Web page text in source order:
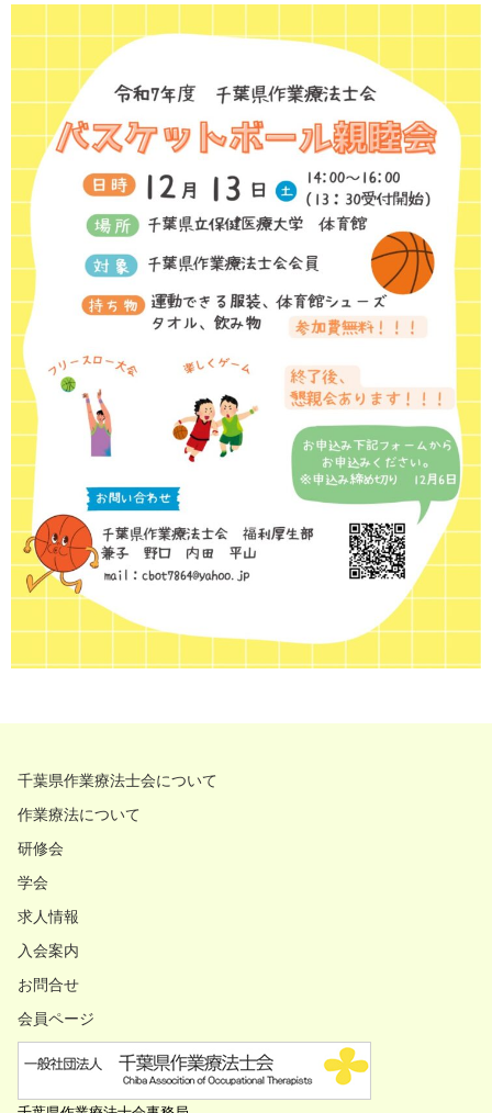
千葉県作業療法士会について
作業療法について
研修会
学会
求人情報
入会案内
お問合せ
会員ページ